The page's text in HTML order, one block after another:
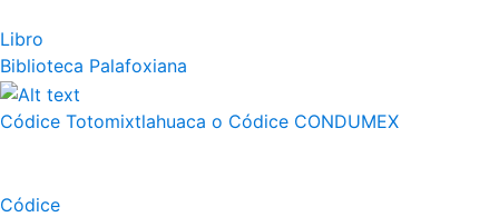
Libro
Biblioteca Palafoxiana
Códice Totomixtlahuaca o Códice CONDUMEX
Códice